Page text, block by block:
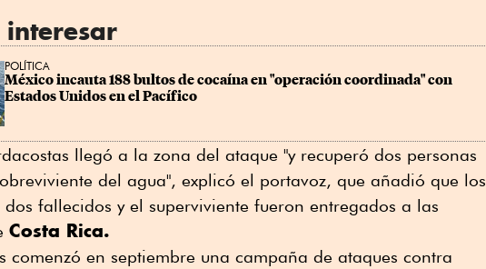
interesar
POLÍTICA
México incauta 188 bultos de cocaína en "operación coordinada" con
Estados Unidos en el Pacífico
llegó a la zona del ataque "y recuperó dos personas
del agua", explicó el portavoz, que añadió que los
dos fallecidos y el superviviente fueron entregados a las
Costa Rica.
comenzó en septiembre una campaña de ataques contra